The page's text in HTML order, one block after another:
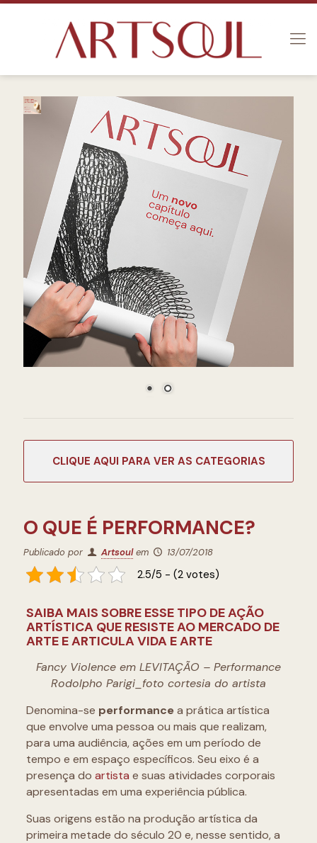
O QUE É PERFORMANCE?
Publicado por Artsoul em 13/07/2018
2.5/5 - (2 votes)
SAIBA MAIS SOBRE ESSE TIPO DE AÇÃO
ARTÍSTICA QUE RESISTE AO MERCADO DE
ARTE E ARTICULA VIDA E ARTE
Fancy Violence em LEVITAÇÃO – Performance
Rodolpho Parigi_foto cortesia do artista
Denomina-se performancea prática artística
que envolve uma pessoa ou mais que realizam,
para uma audiência, ações em um período de
tempo e em espaço específicos. Seu eixo é a
presença do artista e suas atividades corporais
apresentadas em uma experiência pública.
Suas origens estão na produção artística da
primeira metade do século 20 e, nesse sentido, a
CATEGORIAS